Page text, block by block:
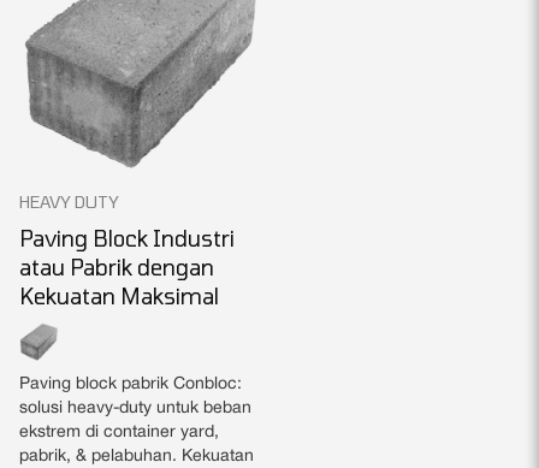
HEAVY DUTY
Paving Block Industri
atau Pabrik dengan
Kekuatan Maksimal
Paving block pabrik Conbloc:
solusi heavy-duty untuk beban
ekstrem di container yard,
pabrik, & pelabuhan. Kekuatan